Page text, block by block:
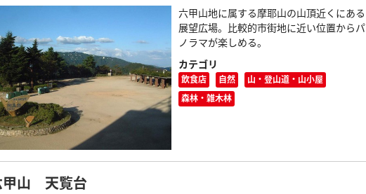
六甲山地に属する摩耶山の山頂近くにある
展望広場。比較的市街地に近い位置からパ
ノラマが楽しめる。
カテゴリ
飲食店 自然
山・登山道・山小屋
森林・雑木林
甲山 天覧台